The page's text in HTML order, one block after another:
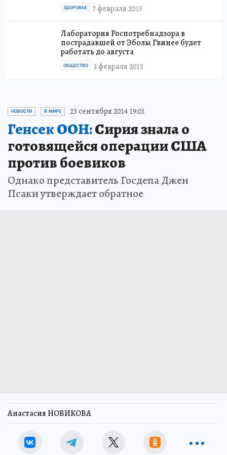
7 февраля 2015
ЗДОРОВЬЕ
Лаборатория Роспотребнадзора в
пострадавшей от Эболы Гвинее будет
работать до августа
3 февраля 2015
ОБЩЕСТВО
НОВОСТИ В МИРЕ 23 сентября 2014 19:01
Генсек ООН:Сирия знала о
готовящейся операции США
против боевиков
Однако представитель Госдепа Джен
Псаки утверждает обратное
Анастасия НОВИКОВА